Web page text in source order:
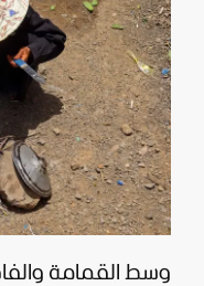
وسط القمامة